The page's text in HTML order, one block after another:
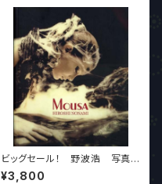
ビッグセール！ 野波浩 写真
集『MOUSA』ハードカバー
¥3,800